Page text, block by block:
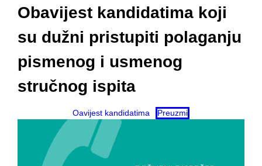
Obavijest kandidatima koji
su dužni pristupiti polaganju
pismenog i usmenog
stručnog ispita
Oavijest kandidatima Preuzmi